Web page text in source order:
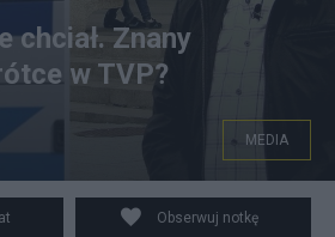
w TVP? Fot. PAP / Starscream
- Own work CC BY-SA 3.0 /
chciał. Znany
w TVP?
MEDIA
Obserwuj notkę